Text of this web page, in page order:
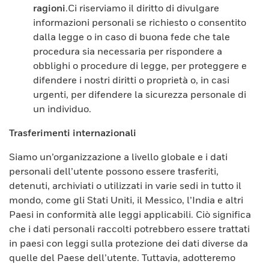
ragioni.Ci riserviamo il diritto di divulgare
informazioni personali se richiesto o consentito
dalla legge o in caso di buona fede che tale
procedura sia necessaria per rispondere a
obblighi o procedure di legge, per proteggere e
difendere i nostri diritti o proprietà o, in casi
urgenti, per difendere la sicurezza personale di
un individuo.
Trasferimenti internazionali
Siamo un’organizzazione a livello globale e i dati
personali dell’utente possono essere trasferiti,
detenuti, archiviati o utilizzati in varie sedi in tutto il
mondo, come gli Stati Uniti, il Messico, l’India e altri
Paesi in conformità alle leggi applicabili. Ciò significa
che i dati personali raccolti potrebbero essere trattati
in paesi con leggi sulla protezione dei dati diverse da
quelle del Paese dell’utente. Tuttavia, adotteremo